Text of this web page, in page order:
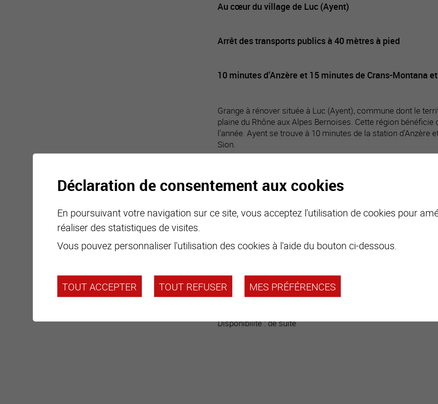
Au cœur du village de Luc (Ayent)
Arrêt des transports publics à 40 mètres à pied
10 minutes d’Anzère et 15 minutes de Crans-Montana
Grange à rénover située à Luc (Ayent), commune dont le
plaine du Rhône aux Alpes Bernoises. Cette région
l’année. Ayent se trouve à 10 minutes de la station
Sion.
exposition plein Sud, il bénéficie d’un ensoleillement
Deux niveaux
310 m3 Volume
Disponibilité : de suite
Déclaration de consentement aux cookies
En poursuivant votre navigation sur ce site, vous acceptez l'utilisation de cookies pour
réaliser des statistiques de visites.
Vous pouvez personnaliser l'utilisation des cookies à l'aide du bouton ci-dessous.
TOUT ACCEPTER TOUT REFUSER MES PRÉFÉRENCES